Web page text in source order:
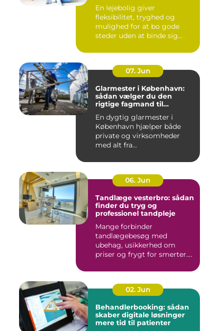
En lejebolig giver
fleksibilitet, tryghed og
mulighed for at bo gode
steder uden at binde sig
07. Jun
Glarmester i København:
sådan vælger du den
rigtige fagmand til
En dygtig glarmester i
København hjælper både
private og virksomheder
med alt fra...
06. Jun
Tandlæge vesterbro: sådan
finder du tryg og
professionel tandpleje
Mange forbinder
tandlægebesøg med
ubehag, usikkerhed om
priser og frygt for smerter.
02. Jun
Behandlerbooking: sådan
skaber digitale løsninger
mere tid til patienter